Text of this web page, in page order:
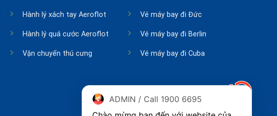
Hành lý xách tay Aeroflot
Hành lý quá cước Aeroflot
Vận chuyển thú cưng
Vé máy bay đi Đức
Vé máy bay đi Berlin
Vé máy bay đi Cuba
ADMIN / Call 1900 6695